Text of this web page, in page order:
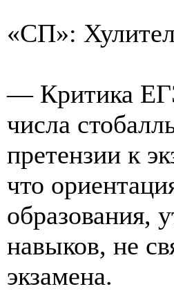
«СП»:
— Критика
числа
претензии к
что
образования,
навыков, не
экзамена.